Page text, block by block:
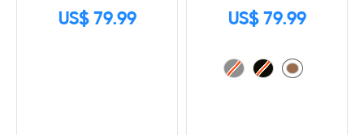
US$ 79.99 US$ 79.99